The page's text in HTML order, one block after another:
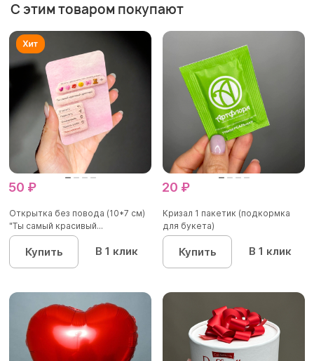
С этим товаром покупают
50 ₽
Открытка без повода (10*7 см)
"Ты самый красивый...
Купить В 1 клик
20 ₽
Кризал 1 пакетик (подкормка
для букета)
Купить В 1 клик